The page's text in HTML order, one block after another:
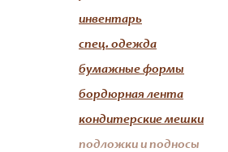
инвентарь
спец. одежда
бумажные формы
бордюрная лента
кондитерские мешки
подложки и подносы